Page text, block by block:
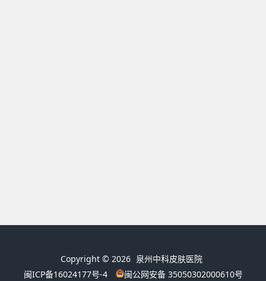
Copyright © 2026 泉州中科皮肤医院
闽ICP备16024177号-4
闽公网安备 35050302000610号